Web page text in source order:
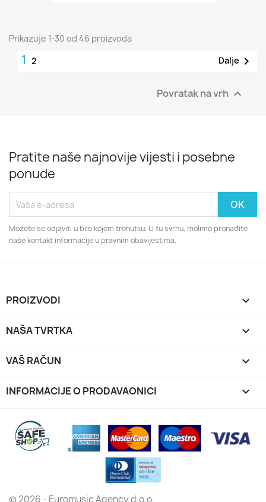
Prikazuje 1-30 od 46 proizvoda
1 2 Dalje 
Povratak na vrh 
Pratite naše najnovije vijesti i posebne
ponude
Možete se odjaviti u bilo kojem trenutku. U tu svrhu, molimo pronađite
naše kontakt informacije u pravnim obavijestima.
PROIZVODI 
NAŠA TVRTKA 
VAŠ RAČUN 
INFORMACIJE O PRODAVAONICI keyboard_arrow_down
© 2026 - Euromusic Agency d.o.o.